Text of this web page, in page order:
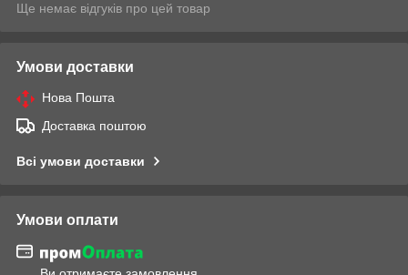
Ще немає відгуків про цей товар
Умови доставки
Нова Пошта
Доставка поштою
Всі умови доставки
Умови оплати